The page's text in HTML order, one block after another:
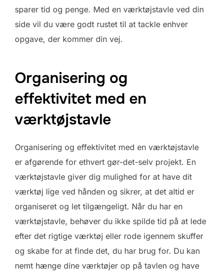
sparer tid og penge. Med en værktøjstavle ved din
side vil du være godt rustet til at tackle enhver
opgave, der kommer din vej.
Organisering og
effektivitet med en
værktøjstavle
Organisering og effektivitet med en værktøjstavle
er afgørende for ethvert gør-det-selv projekt. En
værktøjstavle giver dig mulighed for at have dit
værktøj lige ved hånden og sikrer, at det altid er
organiseret og let tilgængeligt. Når du har en
værktøjstavle, behøver du ikke spilde tid på at lede
efter det rigtige værktøj eller rode igennem skuffer
og skabe for at finde det, du har brug for. Du kan
nemt hænge dine værktøjer op på tavlen og have